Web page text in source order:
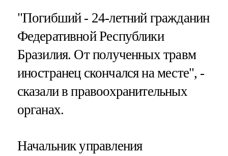
"Погибший - 24-летний гражданин
Федеративной Республики
Бразилия. От полученных травм
иностранец скончался на месте", -
сказали в правоохранительных
органах.
Начальник управления